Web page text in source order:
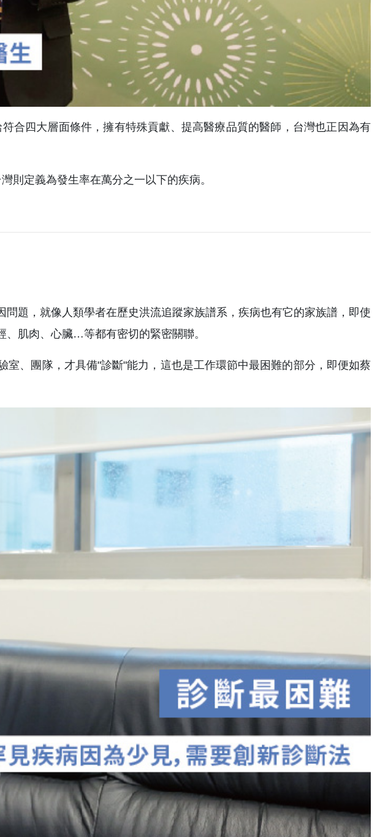
合四大層面條件，擁有特殊貢獻、提高醫療品質的醫師，台灣也正因為有
則定義為發生率在萬分之一以下的疾病。
題，就像人類學者在歷史洪流追蹤家族譜系，疾病也有它的家族譜，即使
肌肉、心臟…等都有密切的緊密關聯。
室、團隊，才具備"診斷"能力，這也是工作環節中最困難的部分，即便如蔡